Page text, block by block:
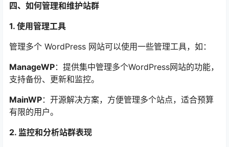
四、如何管理和维护站群
1. 使用管理工具
管理多个 WordPress 网站可以使用一些管理工具，如：
ManageWP：提供集中管理多个WordPress网站的功能，
支持备份、更新和监控。
MainWP：开源解决方案，方便管理多个站点，适合预算
有限的用户。
2. 监控和分析站群表现